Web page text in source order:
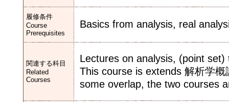
履修条件
Course
Prerequisites
Basics from analysis, real
関連する科目
Related
Courses
Lectures on analysis, (point
This course is extends 解析学
some overlap, the two courses